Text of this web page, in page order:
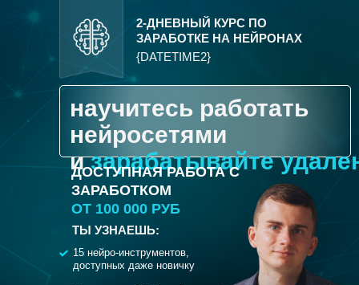
научитесь работать
нейросетями
изарабатывайте
{DATETIME2}
2-ДНЕВНЫЙ КУРС ПО
ЗАРАБОТКЕ НА НЕЙРОНАХ
ДОСТУПНАЯ РАБОТА С
ЗАРАБОТКОМ
ОТ 100 000 РУБ
ТЫ УЗНАЕШЬ:
15 нейро-инструментов,
доступных даже новичку